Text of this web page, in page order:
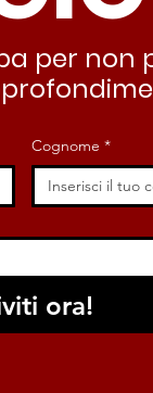
per non
Cognome *
ora!